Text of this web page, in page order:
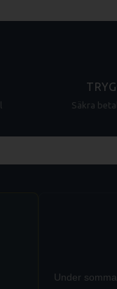
Säkra
Under